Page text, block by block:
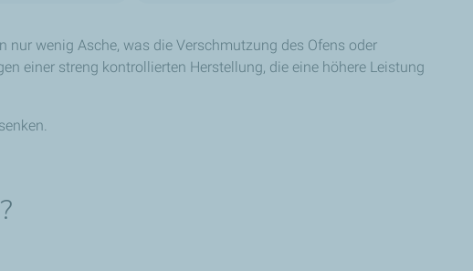
wenig Asche, was die Verschmutzung des Ofens oder
einer streng kontrollierten Herstellung, die eine höhere Leistung